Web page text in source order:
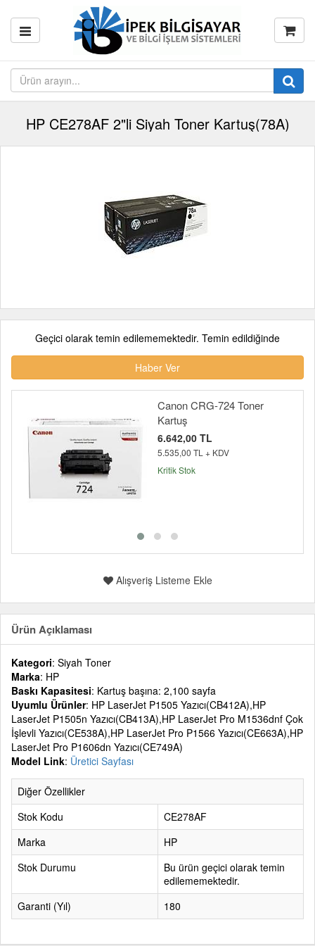
HP CE278AF 2"li Siyah Toner Kartuş(78A)
Geçici olarak temin edilememektedir. Temin edildiğinde
Haber Ver
Canon CRG-724 Toner
Kartuş
6.642,00 TL
5.535,00 TL + KDV
Kritik Stok
Alışveriş Listeme Ekle
Ürün Açıklaması
Kategori: Siyah Toner
Marka: HP
Baskı Kapasitesi: Kartuş başına: 2,100 sayfa
Uyumlu Ürünler: HP LaserJet P1505 Yazıcı(CB412A),HP
LaserJet P1505n Yazıcı(CB413A),HP LaserJet Pro M1536dnf Çok
İşlevli Yazıcı(CE538A),HP LaserJet Pro P1566 Yazıcı(CE663A),HP
LaserJet Pro P1606dn Yazıcı(CE749A)
Model Link: Üretici Sayfası
Diğer Özellikler
Stok Kodu
CE278AF
Marka
HP
Stok Durumu
Bu ürün geçici olarak temin
edilememektedir.
Garanti (Yıl)
180